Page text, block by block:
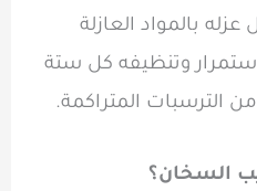
بالمواد العازلة
وتنظيفه كل ستة
الترسبات المتراكمة.
السخان؟